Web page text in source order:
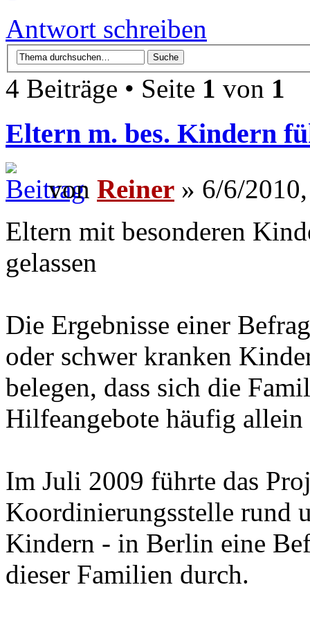
Antwort schreiben
4 Beiträge • Seite 1 von 1
Eltern m. bes. Kindern
von Reiner » 6/6/
Eltern mit besonderen
gelassen
Die Ergebnisse einer
oder schwer kranken
belegen, dass sich die
Hilfeangebote häufig allein
Im Juli 2009 führte das
Koordinierungsstelle rund
Kindern - in Berlin eine
dieser Familien durch.